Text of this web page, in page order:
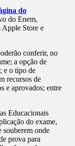
do
do Enem,
Apple Store e
conferir, no
a opção de
e o tipo de
recursos de
e aprovados; entre
Educacionais
do exame,
souberem onde
prova para